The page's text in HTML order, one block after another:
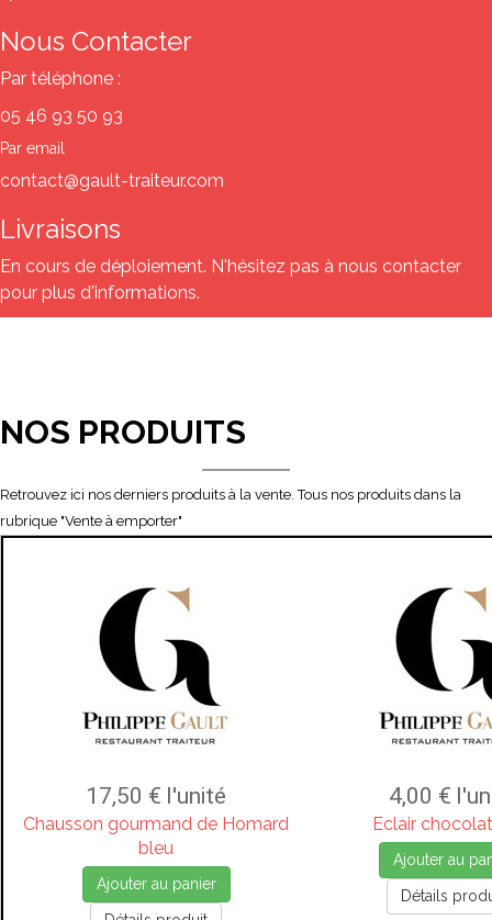
Nous Contacter
Par téléphone :
05 46 93 50 93
Par email
contact@gault-traiteur.com
Livraisons
En cours de déploiement. N'hésitez pas à nous contacter
pour plus d'informations.
NOS PRODUITS
Retrouvez ici nos derniers produits à la vente. Tous nos produits dans la
rubrique "Vente à emporter"
17,50 € l'unité
Chausson gourmand de Homard
bleu
Ajouter au panier
4,00 €
Eclair
Ajouter au
Détails